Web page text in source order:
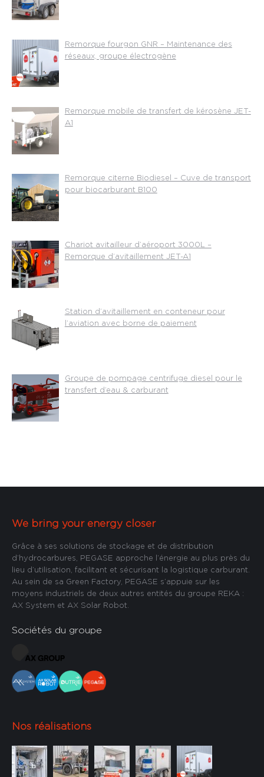
Remorque fourgon GNR – Maintenance des
réseaux, groupe électrogène
Remorque mobile de transfert de kérosène JET-
A1
Remorque citerne Biodiesel – Cuve de transport
pour biocarburant B100
Chariot avitailleur d’aéroport 3000L –
Remorque d’avitaillement JET-A1
Station d’avitaillement en conteneur pour
l’aviation avec borne de paiement
Groupe de pompage centrifuge diesel pour le
transfert d’eau & carburant
We bring your energy closer
Grâce à ses solutions de stockage et de distribution
d’hydrocarbures, PEGASE approche l’énergie au plus près du
lieu d’utilisation, facilitant et sécurisant la logistique carburant.
Au sein de sa Green Factory, PEGASE s’appuie sur les
moyens industriels de deux autres entités du groupe REKA :
AX System et AX Solar Robot.
Sociétés du groupe
Nos réalisations